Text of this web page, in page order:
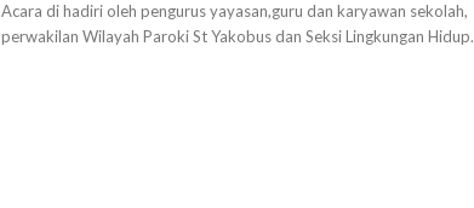
Acara di hadiri oleh pengurus yayasan,guru dan karyawan sekolah,
perwakilan Wilayah Paroki St Yakobus dan Seksi Lingkungan Hidup.